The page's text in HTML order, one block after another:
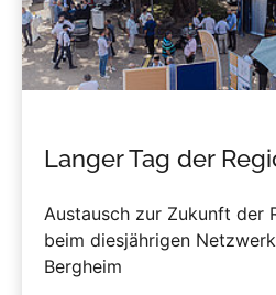
Langer Tag der
Austausch zur Zukunft der
beim diesjährigen
Bergheim